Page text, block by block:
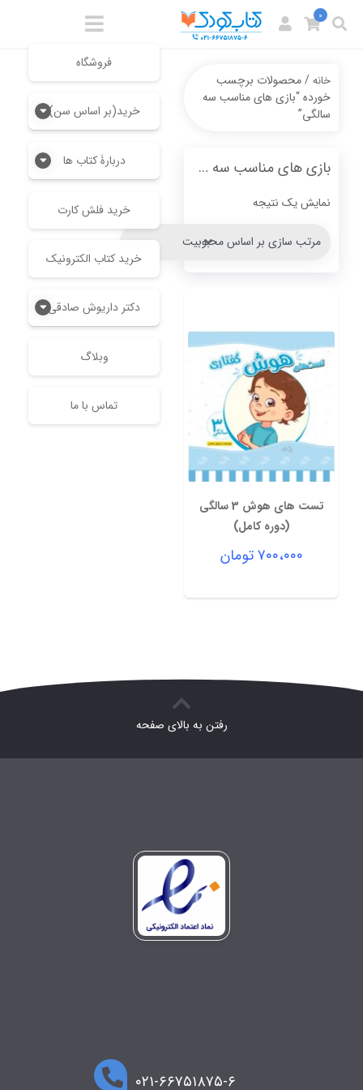
فروشگاه
خرید(بر اساس سن)
دربارۀ کتاب ها
خرید فلش کارت
خرید کتاب الکترونیک
دکتر داریوش صادقی
وبلاگ
تماس با ما
0
خانه/ محصولات برچسب
خورده “بازی های مناسب سه
سالگی”
بازی های مناسب سه سالگی
نمایش یک نتیجه
تست های هوش 3 سالگی
(دوره کامل)
۷۰۰،۰۰۰تومان
رفتن به بالای صفحه
۰۲۱-۶۶۷۵۱۸۷۵-۶